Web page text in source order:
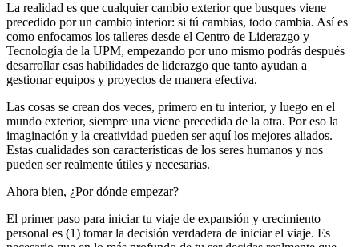
La realidad es que cualquier cambio exterior que busques viene
precedido por un cambio interior: si tú cambias, todo cambia. Así es
como enfocamos los talleres desde el Centro de Liderazgo y
Tecnología de la UPM, empezando por uno mismo podrás después
desarrollar esas habilidades de liderazgo que tanto ayudan a
gestionar equipos y proyectos de manera efectiva.
Las cosas se crean dos veces, primero en tu interior, y luego en el
mundo exterior, siempre una viene precedida de la otra. Por eso la
imaginación y la creatividad pueden ser aquí los mejores aliados.
Estas cualidades son características de los seres humanos y nos
pueden ser realmente útiles y necesarias.
Ahora bien, ¿Por dónde empezar?
El primer paso para iniciar tu viaje de expansión y crecimiento
personal es (1) tomar la decisión verdadera de iniciar el viaje. Es